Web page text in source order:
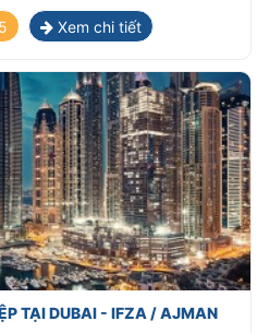
Xem chi tiết
TẠI DUBAI - IFZA / AJMAN